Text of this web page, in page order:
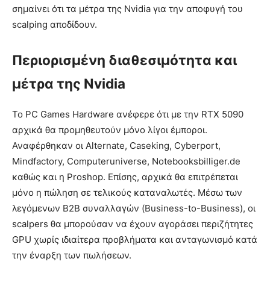
σημαίνει ότι τα μέτρα της Nvidia για την αποφυγή του
scalping αποδίδουν.
Περιορισμένη διαθεσιμότητα και
μέτρα της Nvidia
Το PC Games Hardware ανέφερε ότι με την RTX 5090
αρχικά θα προμηθευτούν μόνο λίγοι έμποροι.
Αναφέρθηκαν οι Alternate, Caseking, Cyberport,
Mindfactory, Computeruniverse, Notebooksbilliger.de
καθώς και η Proshop. Επίσης, αρχικά θα επιτρέπεται
μόνο η πώληση σε τελικούς καταναλωτές. Μέσω των
λεγόμενων B2B συναλλαγών (Business-to-Business), οι
scalpers θα μπορούσαν να έχουν αγοράσει περιζήτητες
GPU χωρίς ιδιαίτερα προβλήματα και ανταγωνισμό κατά
την έναρξη των πωλήσεων.